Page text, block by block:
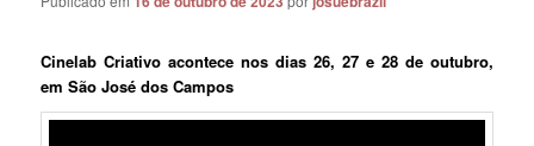
Cinelab Criativo acontece nos dias 26, 27 e 28 de outubro,
em São José dos Campos